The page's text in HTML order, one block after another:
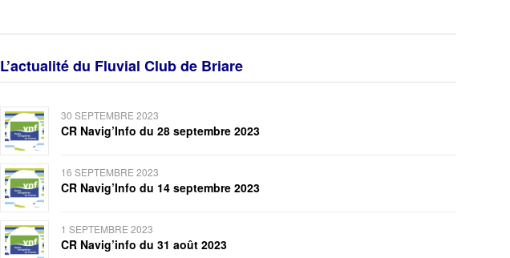
L’actualité du Fluvial Club de Briare
30 SEPTEMBRE 2023
CR Navig’Info du 28 septembre 2023
16 SEPTEMBRE 2023
CR Navig’Info du 14 septembre 2023
1 SEPTEMBRE 2023
CR Navig’info du 31 août 2023